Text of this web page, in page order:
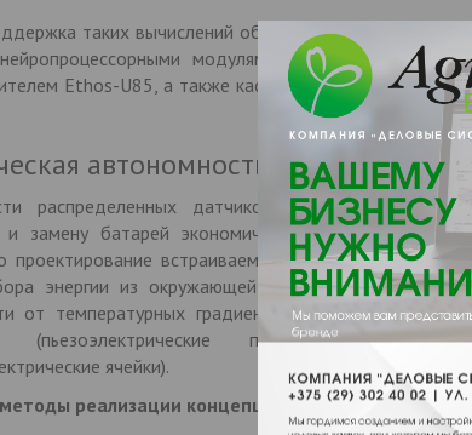
таких вычислений обеспечивается
модулями (NPU), например,
Ethos-U85, а также кастомными ускорителями
автономность и концепция
распределенных датчиков Интернета вещей
и замену батарей экономически
проектирование встраиваемых систем с
энергии из окружающей среды (Energy
от температурных градиентов
(пьезоэлектрические преобразователи)
ячейки).
реализации концепции Battery-Free